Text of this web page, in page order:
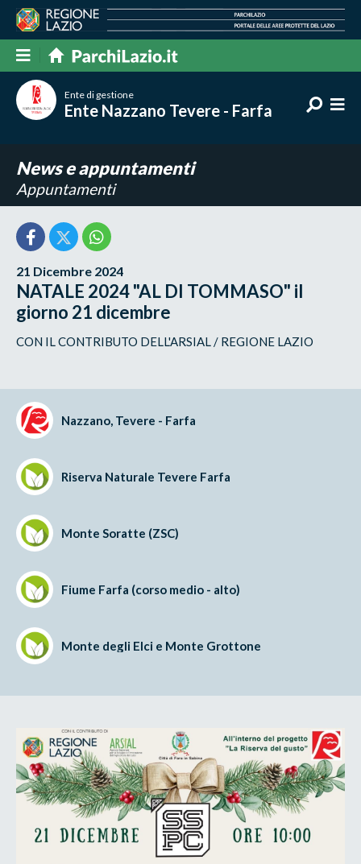
Ente di gestione
Ente Nazzano Tevere - Farfa
News e appuntamenti
Appuntamenti
21 Dicembre 2024
NATALE 2024 "AL DI TOMMASO" il
giorno 21 dicembre
CON IL CONTRIBUTO DELL'ARSIAL / REGIONE LAZIO
Nazzano, Tevere - Farfa
Riserva Naturale Tevere Farfa
Monte Soratte (ZSC)
Fiume Farfa (corso medio - alto)
Monte degli Elci e Monte Grottone